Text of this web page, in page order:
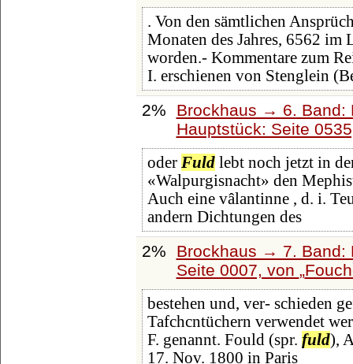
. Von den sämtlichen
Monaten des Jahres, 6562 im
worden.- Kommentare zum
I. erschienen von Stenglein
2%
Brockhaus → 6. Band:
Hauptstück: Seite
oder Fuldlebt noch jetzt in
«Walpurgisnacht» den
Auch eine vâlantinne , d. i.
andern Dichtungen des
2%
Brockhaus → 7. Band:
Seite 0007, von
bestehen und, ver- schieden
Tafchcntüchern verwendet
F. genannt. Fould (spr. fuld),
17. Nov. 1800 in Paris